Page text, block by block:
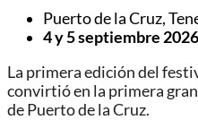
Puerto de la Cruz,
4 y 5 septiembre 2026
La primera edición del
convirtió en la primera
de Puerto de la Cruz.